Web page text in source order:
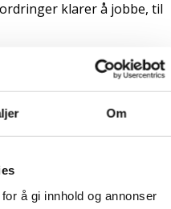
Om
å gi innhold og annonser
klarer å jobbe, til
er av
med forebygging og
skal ha mekanismer som
lokalt styrkes
arbeidet. Hvordan det er
av kritikken i
kostnadene ved